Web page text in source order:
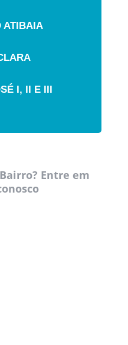
ATIBAIA
I, II E III
Entre em